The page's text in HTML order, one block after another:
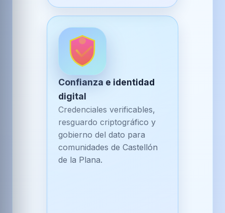
Confianza e identidad
digital
Credenciales verificables,
resguardo criptográfico y
gobierno del dato para
comunidades de Castellón
de la Plana.